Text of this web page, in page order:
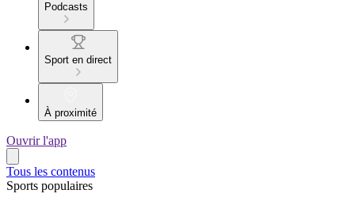
Podcasts
Sport en direct
À proximité
Ouvrir l'app
Tous les contenus
Sports populaires